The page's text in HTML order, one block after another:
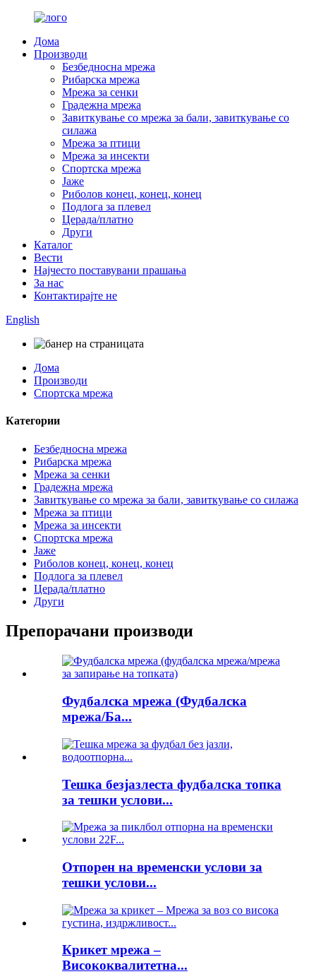
Дома
Производи
Безбедносна мрежа
Рибарска мрежа
Мрежа за сенки
Градежна мрежа
Завиткување со мрежа за бали, завиткување со
силажа
Мрежа за птици
Мрежа за инсекти
Спортска мрежа
Јаже
Риболов конец, конец, конец
Подлога за плевел
Церада/платно
Други
Каталог
Вести
Најчесто поставувани прашања
За нас
Контактирајте не
English
Дома
Производи
Спортска мрежа
Категории
Безбедносна мрежа
Рибарска мрежа
Мрежа за сенки
Градежна мрежа
Завиткување со мрежа за бали, завиткување со силажа
Мрежа за птици
Мрежа за инсекти
Спортска мрежа
Јаже
Риболов конец, конец, конец
Подлога за плевел
Церада/платно
Други
Препорачани производи
Фудбалска мрежа (Фудбалска
мрежа/Ба...
Тешка безјазлеста фудбалска топка
за тешки услови...
Отпорен на временски услови за
тешки услови...
Крикет мрежа –
Висококвалитетна...